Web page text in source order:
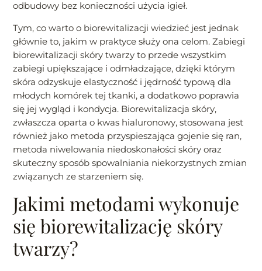
odbudowy bez konieczności użycia igieł.
Tym, co warto o biorewitalizacji wiedzieć jest jednak
głównie to, jakim w praktyce służy ona celom. Zabiegi
biorewitalizacji skóry twarzy to przede wszystkim
zabiegi upiększające i odmładzające, dzięki którym
skóra odzyskuje elastyczność i jędrność typową dla
młodych komórek tej tkanki, a dodatkowo poprawia
się jej wygląd i kondycja. Biorewitalizacja skóry,
zwłaszcza oparta o kwas hialuronowy, stosowana jest
również jako metoda przyspieszająca gojenie się ran,
metoda niwelowania niedoskonałości skóry oraz
skuteczny sposób spowalniania niekorzystnych zmian
związanych ze starzeniem się.
Jakimi metodami wykonuje
się biorewitalizację skóry
twarzy?